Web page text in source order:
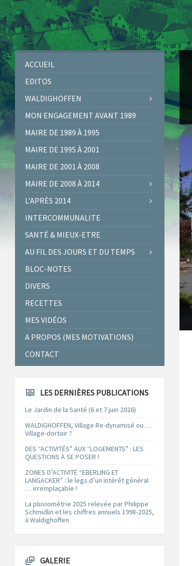
ACCUEIL
EDITOS
WALDIGHOFFEN
MON ENGAGEMENT AVANT 1989
MAIRE DE 1989 À 1995
MAIRE DE 1995 À 2001
MAIRE DE 2001 À 2008
MAIRE DE 2008 À 2014
L’APRÈS 2014
INTERCOMMUNALITE
SANTÉ & MIEUX-ETRE
AU FIL DES JOURS ET DU TEMPS
BLOC-NOTES
DIVERS
RECETTES
MES VIDÉOS
A PROPOS (MES MOTIVATIONS)
CONTACT
LES DERNIÈRES PUBLICATIONS
Le Jardin de la Santé (6 et 7 juin 2026)
WALDIGHOFFEN, Village Re-dynamisé ou …
Village-dortoir ?
DES “ACTIVITÉS” AUX “LOGEMENTS” : LES
QUESTIONS À SE POSER !
ZONES D’ACTIVITÉ “EBERLING ET
LANGACKER” : le legs d’un intérêt général
… irremplaçable !
La pluviométrie 2025 relevée par Philippe
Schmidlin et les chiffres annuels 1998-2025,
à Waldighoffen
GALERIE